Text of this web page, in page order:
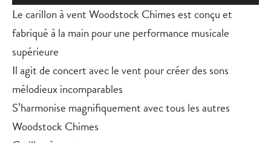
audio
Le carillon à vent Woodstock Chimes est conçu et
fabriqué à la main pour une performance musicale
supérieure
Il agit de concert avec le vent pour créer des sons
mélodieux incomparables
S’harmonise magnifiquement avec tous les autres
Woodstock Chimes